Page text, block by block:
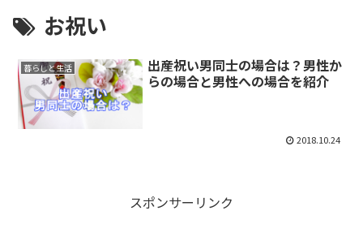
お祝い
暮らしと生活
出産祝い男同士の場合は？男性か
らの場合と男性への場合を紹介
2018.10.24
スポンサーリンク